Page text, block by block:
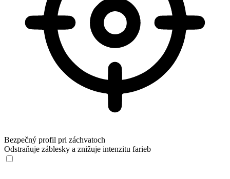
Bezpečný profil pri záchvatoch
Odstraňuje záblesky a znižuje intenzitu farieb